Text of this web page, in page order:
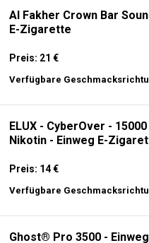
Al Fakher Crown Bar
E-Zigarette
Preis: 21 €
Verfügbare
ELUX - CyberOver -
Nikotin - Einweg E-
Preis: 14 €
Verfügbare
Ghost® Pro 3500 -